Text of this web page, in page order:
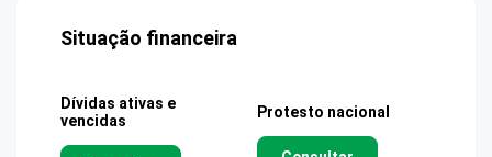
Situação financeira
Dívidas ativas e
vencidas
Protesto nacional